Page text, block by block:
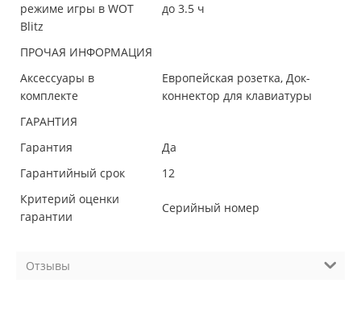
режиме игры в WOT
Blitz
до 3.5 ч
ПРОЧАЯ ИНФОРМАЦИЯ
Аксессуары в
комплекте
Европейская розетка, Док-
коннектор для клавиатуры
ГАРАНТИЯ
Гарантия
Да
Гарантийный срок
12
Критерий оценки
гарантии
Серийный номер
Отзывы